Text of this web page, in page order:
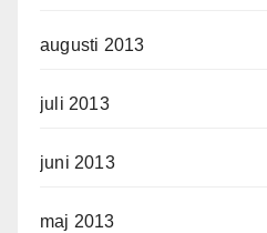
augusti 2013
juli 2013
juni 2013
maj 2013